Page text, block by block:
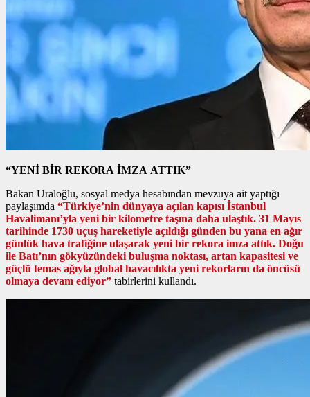
“YENİ BİR REKORA İMZA ATTIK”
Bakan Uraloğlu, sosyal medya hesabından mevzuya ait yaptığı
paylaşımda “Türkiye’nin dünyaya açılan kapısı İstanbul
Havalimanı’yla yeni bir kilometre taşına daha ulaştık. 31 Mayıs
tarihinde 1730 uçuş hareketiyle açıldığı günden bu yana en ağır
günlük hava trafiğine ulaşarak yeni bir rekora imza attık. Doğu
ile Batı’nın gökyüzündeki buluşma noktası, artan kapasitesi ve
güçlü temas ağıyla global havacılıkta yeni rekorların da öncüsü
olmaya devam ediyor” tabirlerini kullandı.